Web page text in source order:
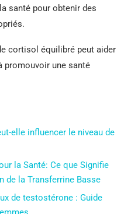
santé pour obtenir des
cortisol équilibré peut aider
promouvoir une santé
elle influencer le niveau de
la Santé: Ce que Signifie
de la Transferrine Basse
de testostérone : Guide